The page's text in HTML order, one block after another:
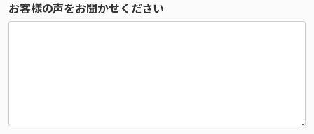
お客様の声をお聞かせください